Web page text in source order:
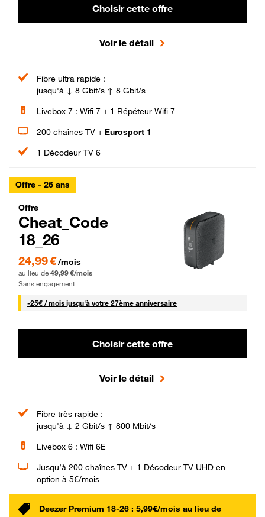
Choisir cette offre
Voir le détail
Fibre ultra rapide :
jusqu'à ↓ 8 Gbit/s ↑ 8 Gbit/s
Livebox 7 : Wifi 7 + 1 Répéteur Wifi 7
200 chaînes TV + Eurosport 1
1 Décodeur TV 6
Offre - 26 ans
Cheat_Code Fibre_18_26
Offre
Cheat_Code
18_26
24,99 € par mois pendant 0 mois puis 49,99 € par mois, Sans engagement
24,99 €/mois
au lieu de 49,99 €/mois
Sans engagement
-25€ / mois25 € par mois
jusqu'à votre 27ème anniversaire
Choisir cette offre
Voir le détail
Fibre très rapide :
jusqu'à ↓ 2 Gbit/s ↑ 800 Mbit/s
Livebox 6 : Wifi 6E
Jusqu’à 200 chaînes TV + 1 Décodeur TV UHD en
option à 5€/mois
Deezer Premium 18-26 : 5,99€/mois au lieu de